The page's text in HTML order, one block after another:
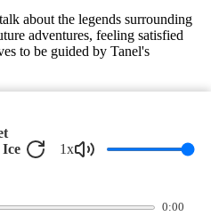
1x
0:00
about the legends surrounding
adventures, feeling satisfied
to be guided by Tanel's
and a part of an